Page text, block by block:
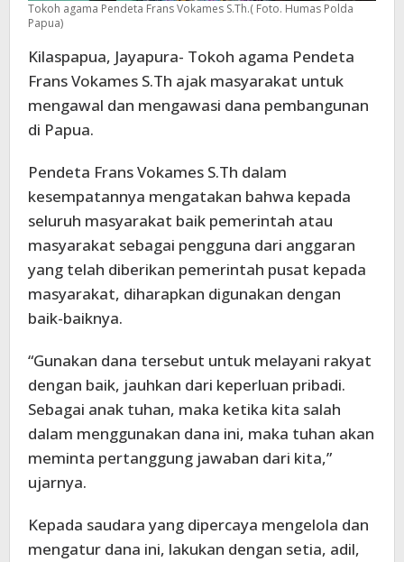
Tokoh agama Pendeta Frans Vokames S.Th.( Foto. Humas Polda
Papua)
Kilaspapua, Jayapura- Tokoh agama Pendeta
Frans Vokames S.Th ajak masyarakat untuk
mengawal dan mengawasi dana pembangunan
di Papua.
Pendeta Frans Vokames S.Th dalam
kesempatannya mengatakan bahwa kepada
seluruh masyarakat baik pemerintah atau
masyarakat sebagai pengguna dari anggaran
yang telah diberikan pemerintah pusat kepada
masyarakat, diharapkan digunakan dengan
baik-baiknya.
“Gunakan dana tersebut untuk melayani rakyat
dengan baik, jauhkan dari keperluan pribadi.
Sebagai anak tuhan, maka ketika kita salah
dalam menggunakan dana ini, maka tuhan akan
meminta pertanggung jawaban dari kita,”
ujarnya.
Kepada saudara yang dipercaya mengelola dan
mengatur dana ini, lakukan dengan setia, adil,